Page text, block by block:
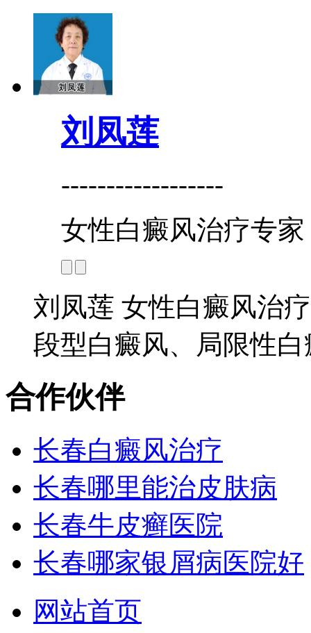
刘凤莲
------------------
女性白癜风治疗专家
刘凤莲 女性白癜风治
段型白癜风、局限性
合作伙伴
长春白癜风治疗
长春哪里能治皮肤病
长春牛皮癣医院
长春哪家银屑病医院好
网站首页